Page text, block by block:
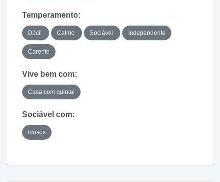
Temperamento:
Dócil Calmo Sociável Independente
Carente
Vive bem com:
Casa com quintal
Sociável com:
Idosos